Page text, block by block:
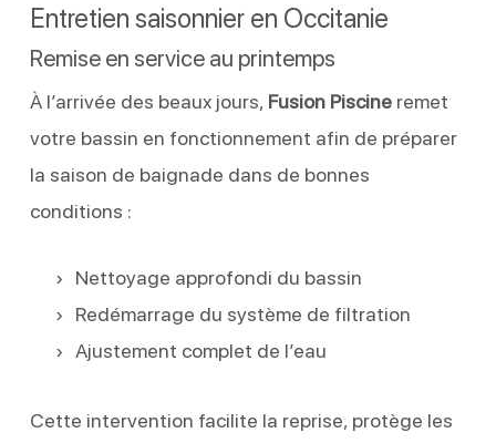
Entretien saisonnier en Occitanie
Remise en service au printemps
À l’arrivée des beaux jours, Fusion Piscineremet
votre bassin en fonctionnement afin de préparer
la saison de baignade dans de bonnes
conditions :
Nettoyage approfondi du bassin
Redémarrage du système de filtration
Ajustement complet de l’eau
Cette intervention facilite la reprise, protège les